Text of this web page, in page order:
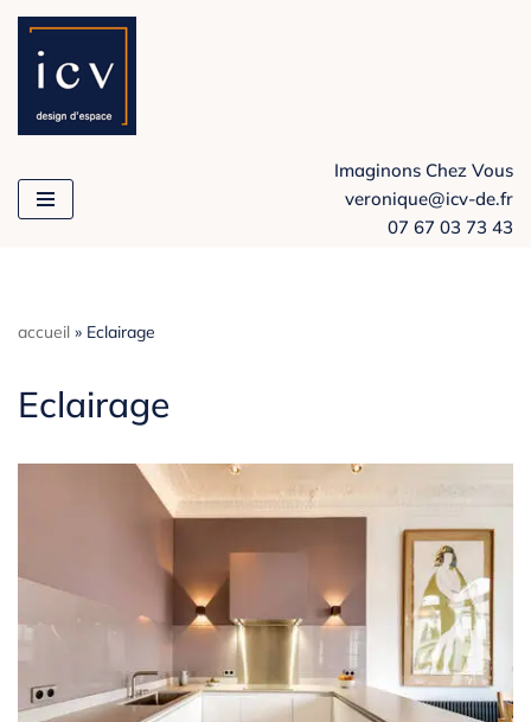
Aller
au
contenu
Imaginons Chez Vous
veronique@icv-de.fr
07 67 03 73 43
accueil » Eclairage
Eclairage